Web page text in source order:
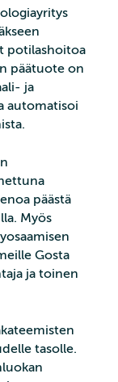
potilashoitoa
päätuote on
ja
automatisoi
päästä
Myös
Gosta
ja toinen
tasolle.